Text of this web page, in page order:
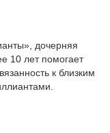
дочерняя
10 лет помогает
к близким